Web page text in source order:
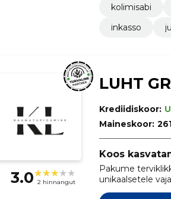
kolimisabi
inkasso
3.0 2 hinnangut
LUHT
Krediidiskoor:
Maineskoor:
Koos
Pakume
unikaalsetele